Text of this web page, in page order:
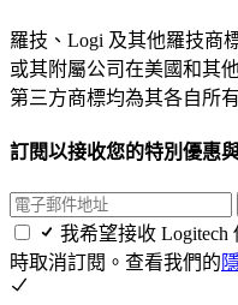
羅技、Logi 及其他羅技商
或其附屬公司在美國和其
第三方商標均為其各自所
訂閱以接收您的特別優惠
我希望接收
時取消訂閱。查看我們的